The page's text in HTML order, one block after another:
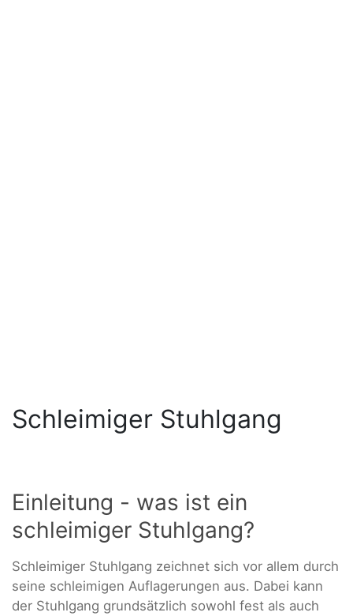
Schleimiger Stuhlgang
Einleitung - was ist ein
schleimiger Stuhlgang?
Schleimiger Stuhlgang zeichnet sich vor allem durch
seine schleimigen Auflagerungen aus. Dabei kann
der Stuhlgang grundsätzlich sowohl fest als auch